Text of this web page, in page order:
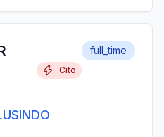
Cito
full_time